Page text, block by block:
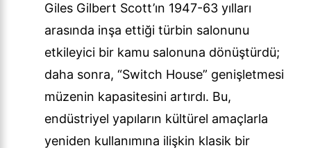
Giles Gilbert Scott’ın 1947-63 yılları
arasında inşa ettiği türbin salonunu
etkileyici bir kamu salonuna dönüştürdü;
daha sonra, “Switch House” genişletmesi
müzenin kapasitesini artırdı. Bu,
endüstriyel yapıların kültürel amaçlarla
yeniden kullanımına ilişkin klasik bir